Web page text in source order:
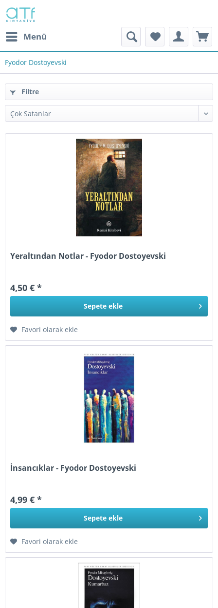
Menü
Fyodor Dostoyevski
Filtre
Yeraltından Notlar - Fyodor Dostoyevski
4,50 € *
Sepete ekle
Favori olarak ekle
İnsancıklar - Fyodor Dostoyevski
4,99 € *
Sepete ekle
Favori olarak ekle